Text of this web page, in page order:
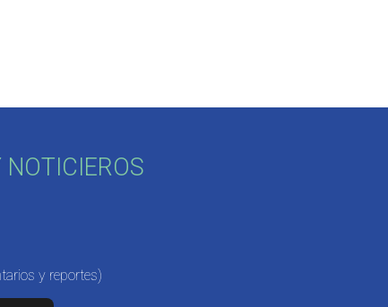
NOTICIEROS
y reportes)